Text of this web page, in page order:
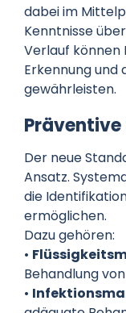
dabei im
Kenntnisse
Verlauf können
Erkennung
gewährleisten.
Präventive
Der neue
Ansatz.
die
ermöglichen.
Dazu gehören:
•
Behandlung
•